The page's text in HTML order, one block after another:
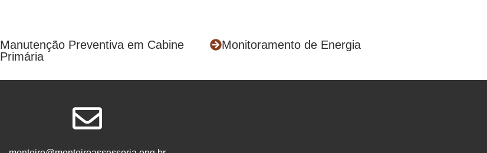
Manutenção Preventiva em Cabine
Primária
Monitoramento de Energia